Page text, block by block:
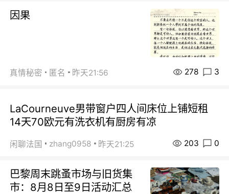
因果
真情秘密 匿名 昨天21:56 278 3
LaCourneuve男带窗户四人间床位上铺短租
14天70欧元有洗衣机有厨房有凉
闲聊法国 zhang0958 昨天21:25 203 0
巴黎周末跳蚤市场与旧货集
市：8月8日至9日活动汇总